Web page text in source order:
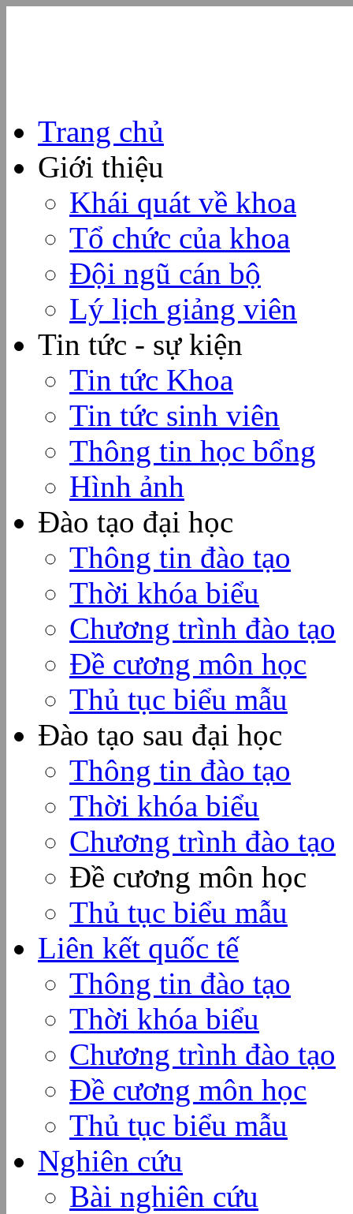
Trang chủ
Giới thiệu
Khái quát về khoa
Tổ chức của khoa
Đội ngũ cán bộ
Lý lịch giảng viên
Tin tức - sự kiện
Tin tức Khoa
Tin tức sinh viên
Thông tin học bổng
Hình ảnh
Đào tạo đại học
Thông tin đào tạo
Thời khóa biểu
Chương trình đào tạo
Đề cương môn học
Thủ tục biểu mẫu
Đào tạo sau đại học
Thông tin đào tạo
Thời khóa biểu
Chương trình đào tạo
Đề cương môn học
Thủ tục biểu mẫu
Liên kết quốc tế
Thông tin đào tạo
Thời khóa biểu
Chương trình đào tạo
Đề cương môn học
Thủ tục biểu mẫu
Nghiên cứu
Bài nghiên cứu